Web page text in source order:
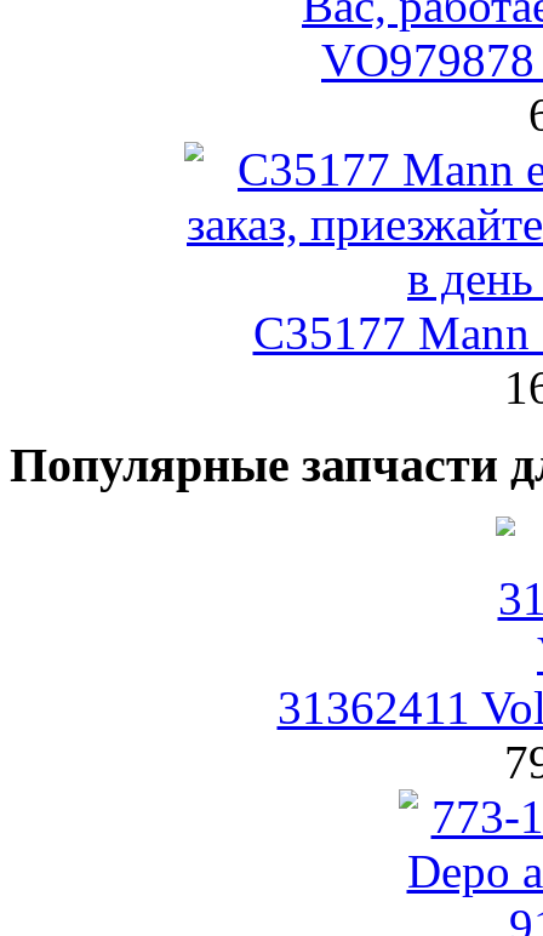
VO979878
C35177
Популярные запчасти
31362411